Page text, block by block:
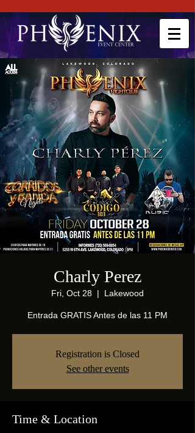
Charly Perez
Fri, Oct 28
  |
Lakewood
Entrada GRATIS Antes de las 11 PM
Registration is Closed
See other events
Time & Location